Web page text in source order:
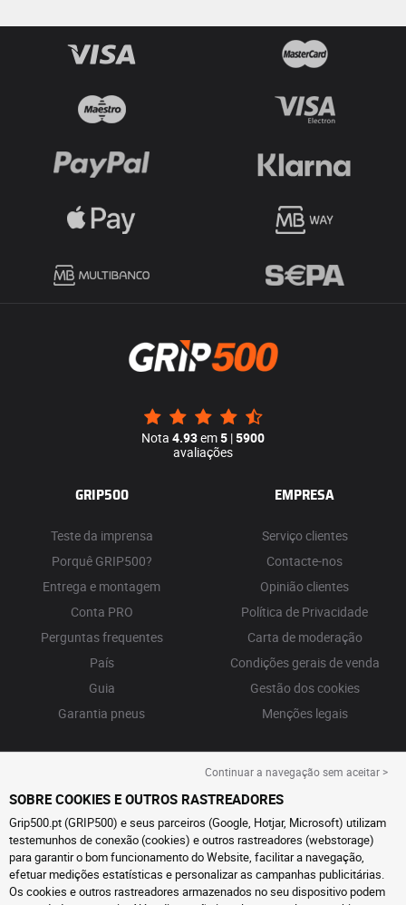
Nota 4.93em5 |5900
avaliações
GRIP500
Teste da imprensa
Porquê GRIP500?
Entrega e montagem
Conta PRO
Perguntas frequentes
País
Guia
Garantia pneus
EMPRESA
Serviço clientes
Contacte-nos
Opinião clientes
Política de Privacidade
Carta de moderação
Condições gerais de venda
Gestão dos cookies
Menções legais
Continuar a navegação sem aceitar >
SOBRE COOKIES E OUTROS RASTREADORES
Grip500.pt (GRIP500) e seus parceiros (Google, Hotjar, Microsoft) utilizam
testemunhos de conexão (cookies) e outros rastreadores (webstorage)
para garantir o bom funcionamento do Website, facilitar a navegação,
efetuar medições estatísticas e personalizar as campanhas publicitárias.
Os cookies e outros rastreadores armazenados no seu dispositivo podem